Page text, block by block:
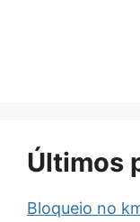
Últimos
Bloqueio no